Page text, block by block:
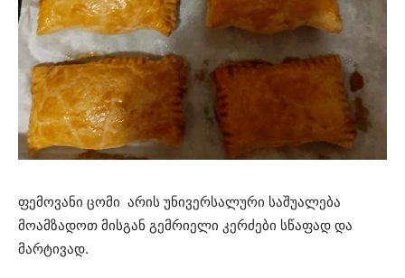
ფემოვანი ცომი არის უნივერსალური საშუალება
მოამზადოთ მისგან გემრიელი კერძები სწაფად და
მარტივად.